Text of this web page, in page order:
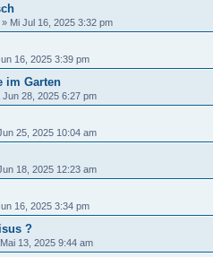
» Mi Jul 16, 2025 3:32 pm
16, 2025 3:39 pm
im Garten
Jun 28, 2025 6:27 pm
25, 2025 10:04 am
18, 2025 12:23 am
16, 2025 3:34 pm
?
13, 2025 9:44 am